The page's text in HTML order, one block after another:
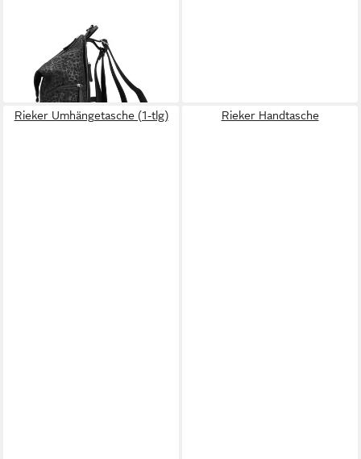
Handtasche Rieker - Taschen
- Schwarz
49,95 €
lieferbar - in 2-3 Werktagen bei dir
Rieker Umhängetasche (1-tlg) Rieker Handtasche